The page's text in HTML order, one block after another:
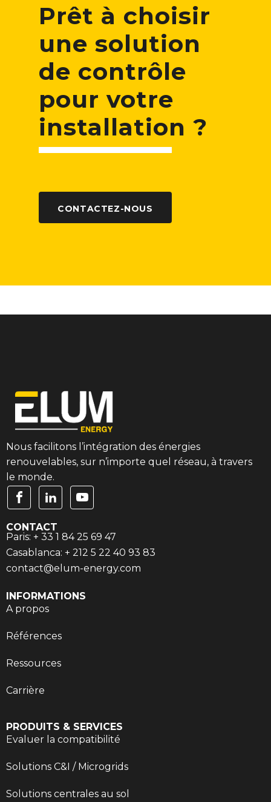
Prêt à choisir
une solution
de contrôle
pour votre
installation ?
CONTACTEZ-NOUS
Nous facilitons l’intégration des énergies
renouvelables, sur n’importe quel réseau, à travers
le monde.
INFORMATIONS
A propos
Références
Ressources
Carrière
PRODUITS & SERVICES
Evaluer la compatibilité
Solutions C&I / Microgrids
Solutions centrales au sol
CONTACT
Paris: + 33 1 84 25 69 47
Casablanca: + 212 5 22 40 93 83
contact@elum-energy.com